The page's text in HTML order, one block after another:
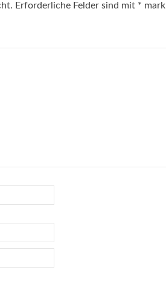
Erforderliche Felder sind mit *